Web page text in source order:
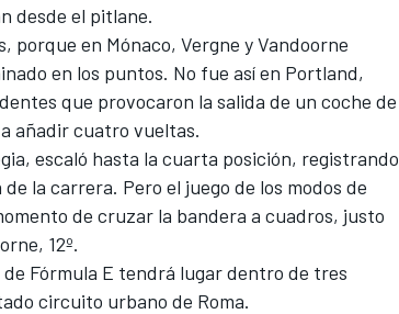
desde el pitlane.
porque en Mónaco, Vergne y Vandoorne
en los puntos. No fue así en Portland,
que provocaron la salida de un coche de
añadir cuatro vueltas.
escaló hasta la cuarta posición, registrando
la carrera. Pero el juego de los modos de
de cruzar la bandera a cuadros, justo
12º.
Fórmula E tendrá lugar dentro de tres
circuito urbano de Roma.